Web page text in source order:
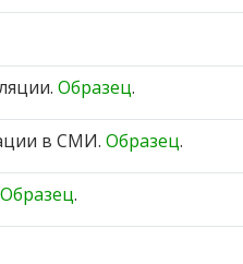
Образец.
в СМИ. Образец.
Образец.